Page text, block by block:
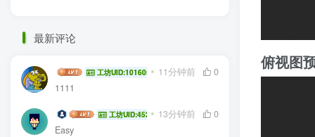
最新评论
Frieren 工坊UID:101605 11分钟前
0
1111
Aimed Goose工坊UID:45294 13分钟前
0
Easy
俯视图